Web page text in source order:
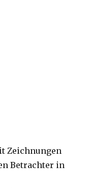
Zeichnungen
Betrachter in